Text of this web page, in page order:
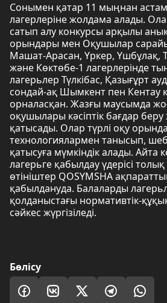
Сонымен қатар 11 мыңнан
лагерлеріне жолдама алады.
сатып алу конкурсы арқылы
орындары мен Оқушылар
Машат-Арасан, Үркер, Үшбұлақ,
және Көктөбе-1 лагерлерінде
лагерьлер Түлкібас, Қазығұрт
сондай-ақ Шымкент пен Кентау
орналасқан. Жазғы маусымда
оқушылары кәсіптік бағдар
қатысады. Олар түрлі оқу
технологиялармен танысып,
қатысуға мүмкіндік алады. Айта
лагерьге қабылдау үдерісі
өтініштер QOSYMSHA
қабылдануда. Балаларды
қолданыстағы нормативтік-
сәйкес жүргізіледі.
Бөлісу